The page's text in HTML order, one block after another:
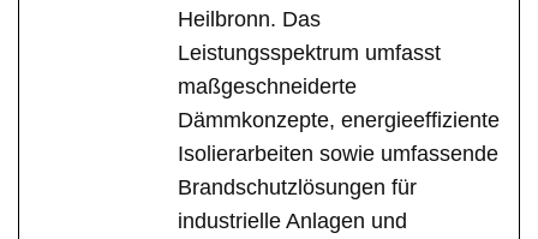
Heilbronn. Das
Leistungsspektrum umfasst
maßgeschneiderte
Dämmkonzepte, energieeffiziente
Isolierarbeiten sowie umfassende
Brandschutzlösungen für
industrielle Anlagen und